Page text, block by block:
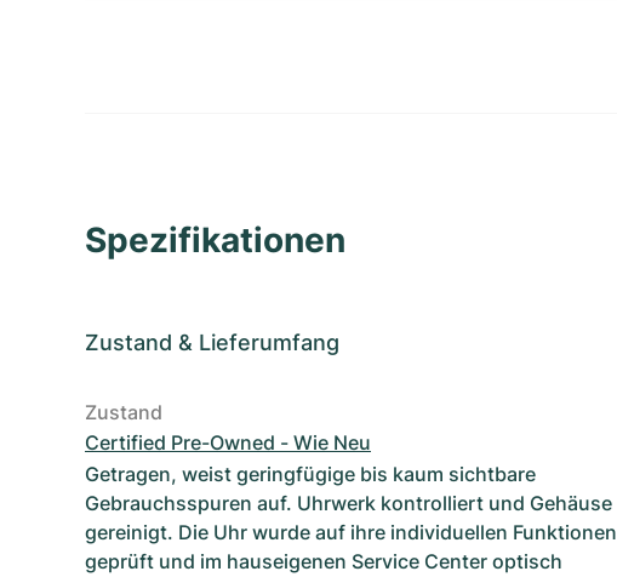
Spezifikationen
Zustand & Lieferumfang
Zustand
Certified Pre-Owned - Wie Neu
Getragen, weist geringfügige bis kaum sichtbare
Gebrauchsspuren auf. Uhrwerk kontrolliert und Gehäuse
gereinigt. Die Uhr wurde auf ihre individuellen Funktionen
geprüft und im hauseigenen Service Center optisch